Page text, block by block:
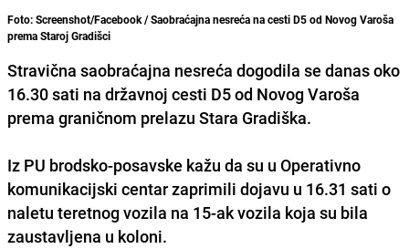
Foto: Screenshot/Facebook / Saobraćajna nesreća na cesti D5 od Novog Varoša
prema Staroj Gradišci
Stravična saobraćajna nesreća dogodila se danas oko
16.30 sati na državnoj cesti D5 od Novog Varoša
prema graničnom prelazu Stara Gradiška.
Iz PU brodsko-posavske kažu da su u Operativno
komunikacijski centar zaprimili dojavu u 16.31 sati o
naletu teretnog vozila na 15-ak vozila koja su bila
zaustavljena u koloni.